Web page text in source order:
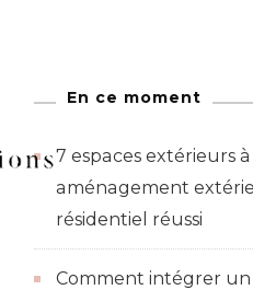
En ce moment
7 espaces extérieurs
aménagement
résidentiel réussi
Comment intégrer